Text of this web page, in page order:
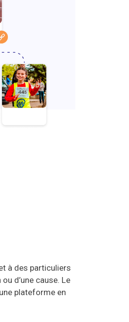
à des particuliers
d’une cause. Le
plateforme en